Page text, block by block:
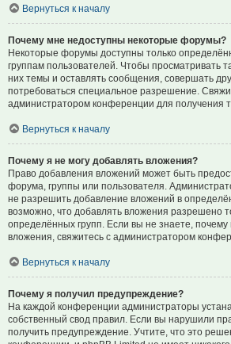
Вернуться к началу
Почему мне недоступны некоторые форумы?
Некоторые форумы доступны только
группам пользователей. Чтобы просматривать
них темы и оставлять сообщения, совершать
потребоваться специальное разрешение.
администратором конференции для получения
Вернуться к началу
Почему я не могу добавлять вложения?
Право добавления вложений может быть
форума, группы или пользователя.
не разрешить добавление вложений в
возможно, что добавлять вложения разрешено
определённых групп. Если вы не знаете,
вложения, свяжитесь с администратором
Вернуться к началу
Почему я получил предупреждение?
На каждой конференции администраторы
собственный свод правил. Если вы нарушили
получить предупреждение. Учтите, что это